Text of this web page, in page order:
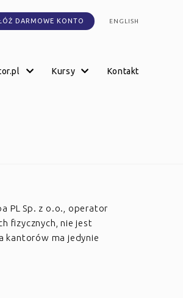
DARMOWE KONTO ENGLISH
kursy kontakt
PL Sp. z o.o., operator
fizycznych, nie jest
kantorów ma jedynie